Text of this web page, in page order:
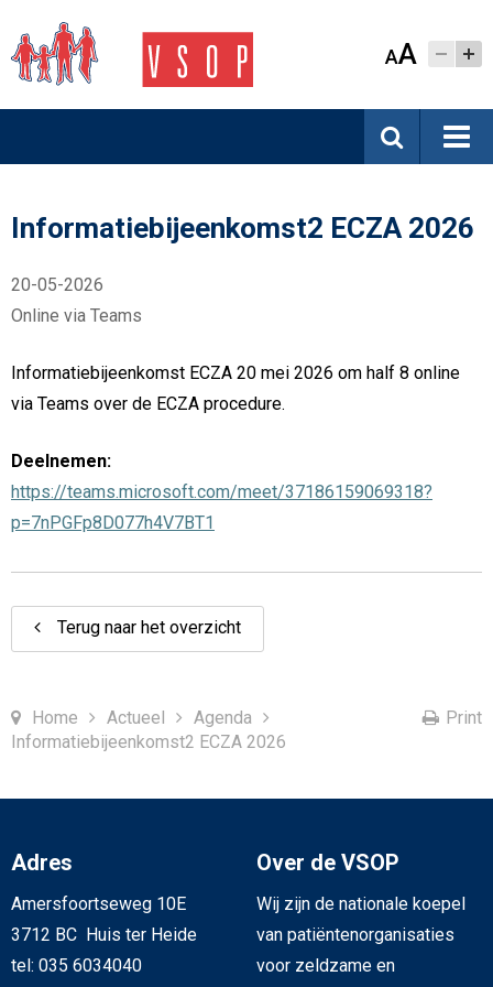
AA
Informatiebijeenkomst2 ECZA 2026
20-05-2026
Online via Teams
Informatiebijeenkomst ECZA 20 mei 2026 om half 8 online
via Teams over de ECZA procedure.
Deelnemen:
https://teams.microsoft.com/meet/37186159069318?
p=7nPGFp8D077h4V7BT1
Terug naar het overzicht
Home Actueel
Agenda
Informatiebijeenkomst2 ECZA 2026
Print
Adres
Amersfoortseweg 10E
3712 BC Huis ter Heide
tel: 035 6034040
Over de VSOP
Wij zijn de nationale koepel
van patiëntenorganisaties
voor zeldzame en